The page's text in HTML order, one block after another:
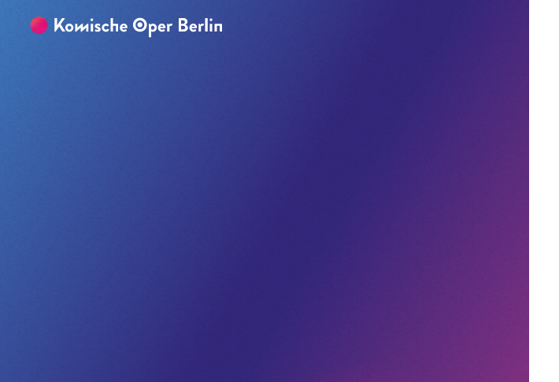
Zum Hauptinhalt springen Zum Footer springen